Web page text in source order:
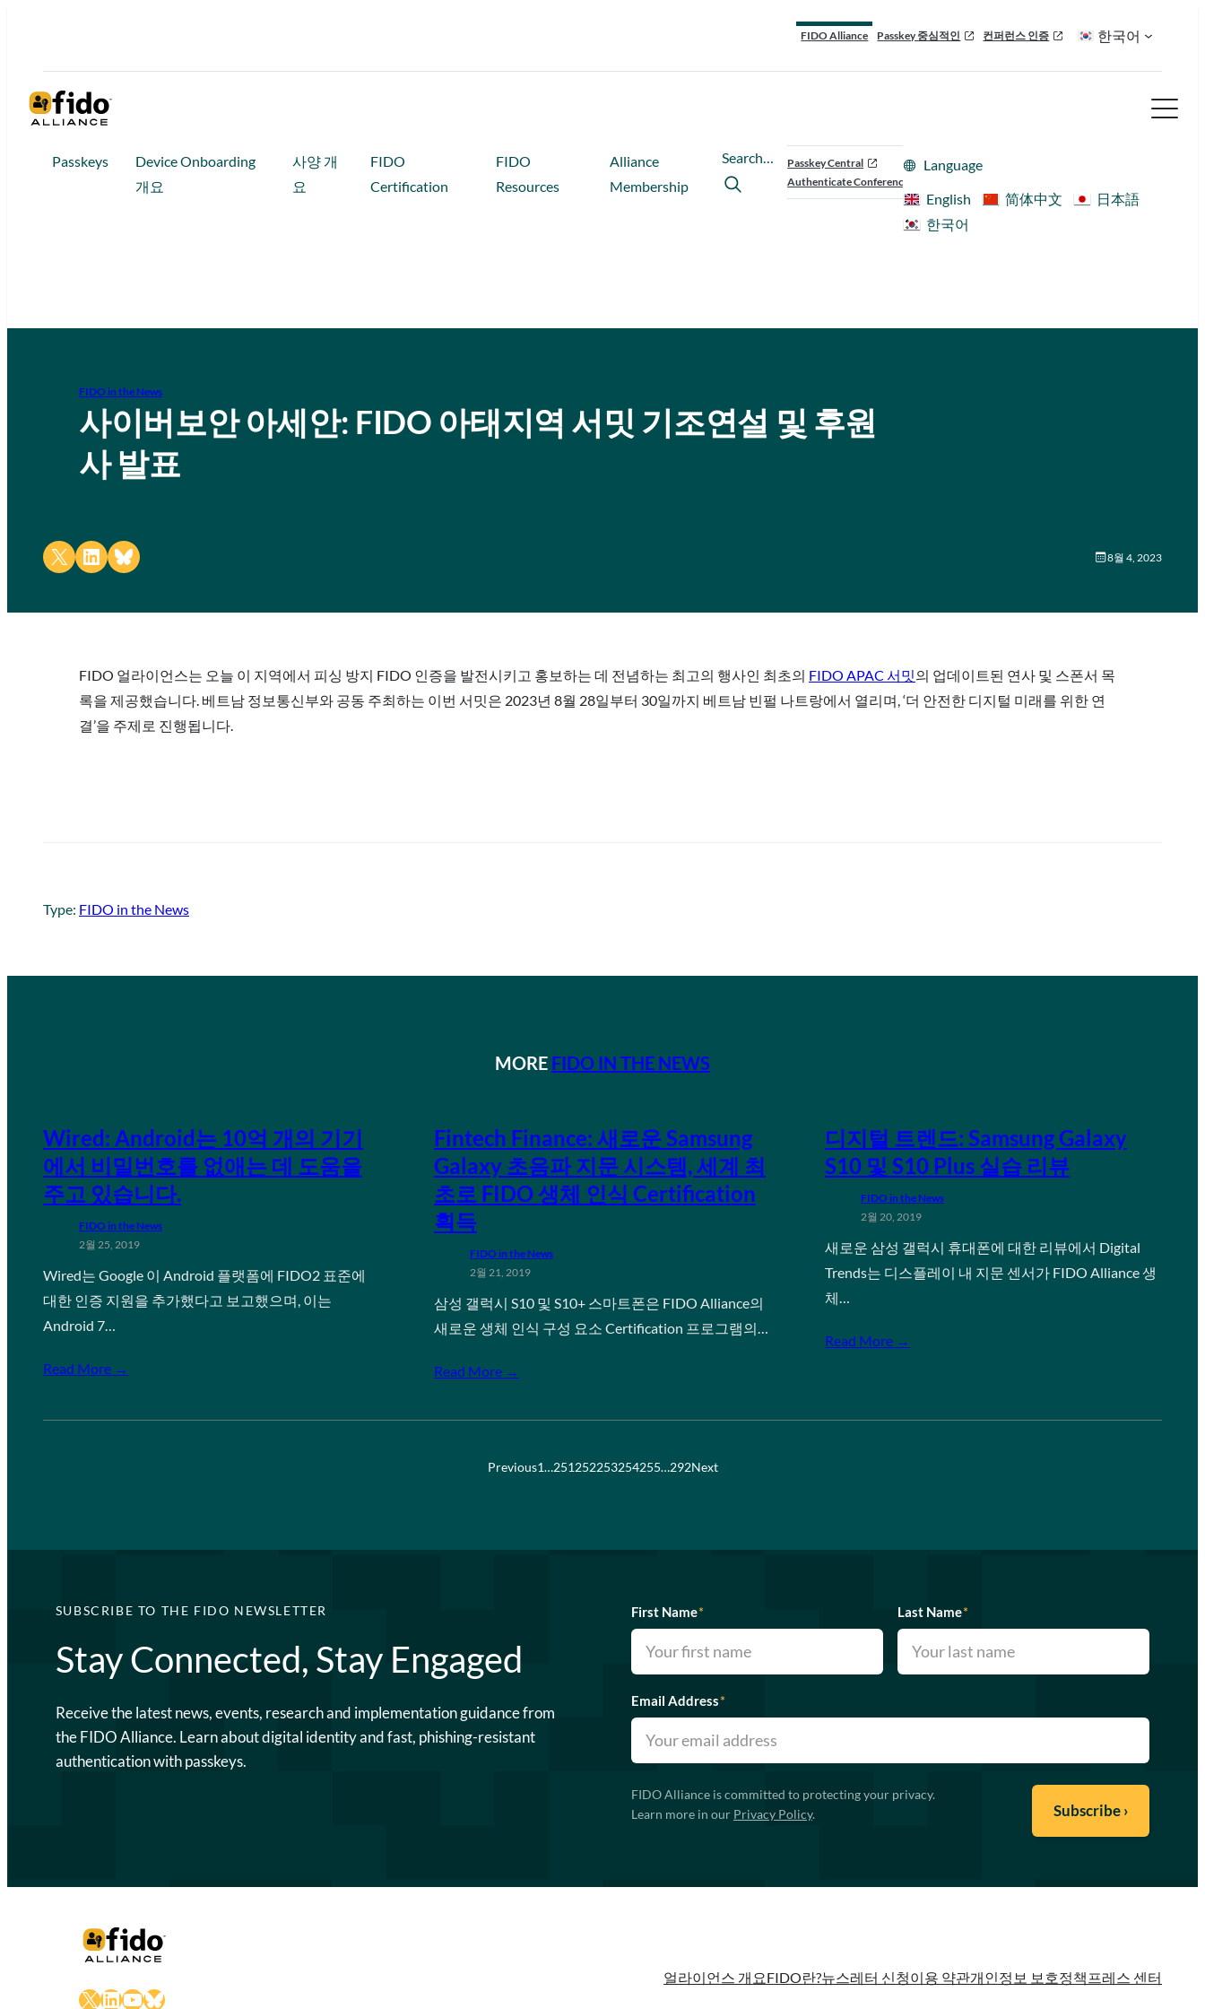
FIDO Alliance Passkey 중심적인 컨퍼런스 인증 한국어
Passkeys
Device Onboarding
개요
사양 개
요
FIDO
Certification
FIDO
Resources
Alliance
Membership
Search…
Passkey Central
Authenticate Conference
Language
English
简体中文
日本語
한국어
FIDO in the News
사이버보안 아세안: FIDO 아태지역 서밋 기조연설 및 후원
사 발표
Share on X Share on LinkedIn
Share on Bluesky 8월 4, 2023
FIDO 얼라이언스는 오늘 이 지역에서 피싱 방지 FIDO 인증을 발전시키고 홍보하는 데 전념하는 최고의 행사인 최초의 FIDO APAC 서밋의 업데이트된 연사 및 스폰서 목
록을 제공했습니다. 베트남 정보통신부와 공동 주최하는 이번 서밋은 2023년 8월 28일부터 30일까지 베트남 빈펄 나트랑에서 열리며, ‘더 안전한 디지털 미래를 위한 연
결’을 주제로 진행됩니다.
Type: FIDO in the News
MORE FIDO IN THE NEWS
Wired: Android는 10억 개의 기기
에서 비밀번호를 없애는 데 도움을
주고 있습니다.
FIDO in the News
2월 25, 2019
Wired는 Google 이 Android 플랫폼에 FIDO2 표준에
대한 인증 지원을 추가했다고 보고했으며, 이는
Android 7…
Read More →
Fintech Finance: 새로운 Samsung
Galaxy 초음파 지문 시스템, 세계 최
초로 FIDO 생체 인식 Certification
획득
FIDO in the News
2월 21, 2019
삼성 갤럭시 S10 및 S10+ 스마트폰은 FIDO Alliance의
새로운 생체 인식 구성 요소 Certification 프로그램의…
Read More →
디지털 트렌드: Samsung Galaxy
S10 및 S10 Plus 실습 리뷰
FIDO in the News
2월 20, 2019
새로운 삼성 갤럭시 휴대폰에 대한 리뷰에서 Digital
Trends는 디스플레이 내 지문 센서가 FIDO Alliance 생
체…
Read More →
Previous1…251252253254255…292Next
SUBSCRIBE TO THE FIDO NEWSLETTER
Stay Connected, Stay Engaged
Receive the latest news, events, research and implementation guidance from
the FIDO Alliance. Learn about digital identity and fast, phishing-resistant
authentication with passkeys.
First Name* Last Name*
Email Address*
FIDO Alliance is committed to protecting your privacy.
Learn more in our Privacy Policy.
X LinkedIn
YouTube
Bluesky
얼라이언스 개요FIDO란?뉴스레터 신청이용 약관개인정보 보호정책 프레스 센터